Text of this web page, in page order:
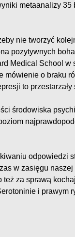
metaanalizy 35
nie tworzyć
pozytywnych
Medical School w
mówienie o braku
to przestarzały
środowiska
odpowiedzi
w zasięgu
za sprawą
i prawym